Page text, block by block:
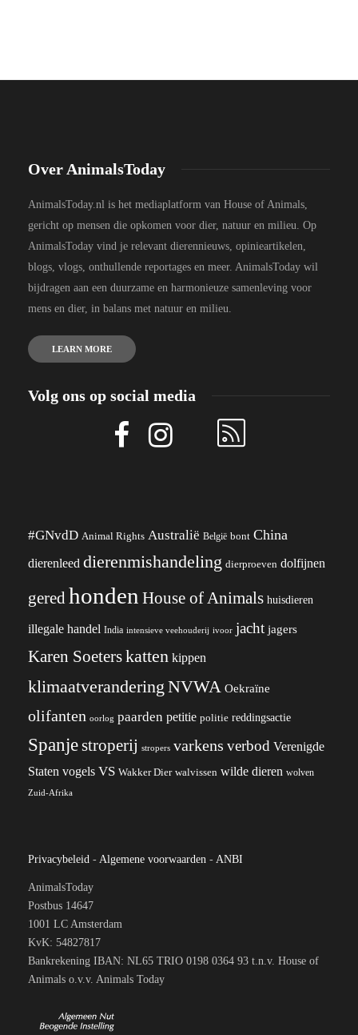
Over AnimalsToday
AnimalsToday.nl is het mediaplatform van House of Animals,
gericht op mensen die opkomen voor dier, natuur en milieu. Op
AnimalsToday vind je relevant dierennieuws, opinieartikelen,
blogs, vlogs, onthullende reportages en meer. AnimalsToday wil
bijdragen aan een duurzame en harmonieuze samenleving voor
mens en dier, in balans met natuur en milieu.
LEARN MORE
Volg ons op social media
#GNvdD Animal Rights Australië België bont China
dierenleed dierenmishandeling dierproeven dolfijnen
gered honden House of Animals huisdieren
illegale handel India intensieve veehouderij ivoor jacht jagers
Karen Soeterskatten kippen
klimaatverandering NVWA Oekraïne
olifanten oorlog paarden petitie politie reddingsactie
Spanjestroperij stropers varkens verbod Verenigde
Staten vogels VS Wakker Dier walvissen wilde dieren wolven
Zuid-Afrika
Privacybeleid - Algemene voorwaarden - ANBI
AnimalsToday
Postbus 14647
1001 LC Amsterdam
KvK: 54827817
Bankrekening IBAN: NL65 TRIO 0198 0364 93 t.n.v. House of
Animals o.v.v. Animals Today